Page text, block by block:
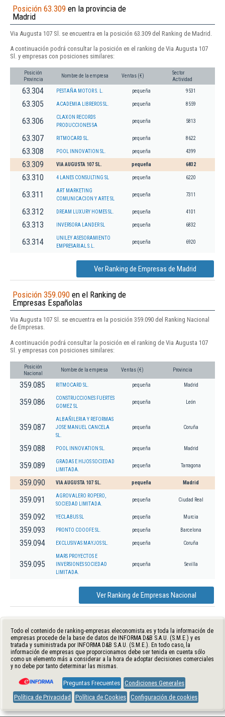
Posición 63.309 en la provincia de
Madrid
Via Augusta 107 Sl. se encuentra en la posición 63.309 del Ranking de Madrid.
A continuación podrá consultar la posición en el ranking de Via Augusta 107
Sl. y empresas con posiciones similares:
Posición
Provincia
Nombre de la empresa Ventas (€)
Sector
Actividad
63.304 PESTAÑA MOTOR S. L. pequeña 9531
63.305 ACADEMIA LIBREROS SL. pequeña 8559
63.306
CLAXON RECORDS
PRODUCCIONES SA
pequeña 5813
63.307 RITMOCARD SL. pequeña 8622
63.308 POOL INNOVATION SL. pequeña 4399
63.309 VIA AUGUSTA 107 SL. pequeña 6832
63.310 4 LANES CONSULTING SL pequeña 6220
63.311
ART MARKETING
COMUNICACION Y ARTE SL
pequeña 7311
63.312 DREAM LUXURY HOMES SL. pequeña 4101
63.313 INVERSORA LANDER SL pequeña 6832
63.314
UNILEY ASESORAMIENTO
EMPRESARIAL S.L.
pequeña 6920
Ver Ranking de Empresas de Madrid
Posición 359.090 en el Ranking de
Empresas Españolas
Via Augusta 107 Sl. se encuentra en la posición 359.090 del Ranking Nacional
de Empresas.
A continuación podrá consultar la posición en el ranking de Via Augusta 107
Sl. y empresas con posiciones similares:
Posición
Nacional
Nombre de la empresa Ventas (€) Provincia
359.085 RITMOCARD SL. pequeña Madrid
359.086
CONSTRUCCIONES FUERTES
GOMEZ SL
pequeña León
359.087
ALBAÑILERIA Y REFORMAS
JOSE MANUEL CANCELA
SL.
pequeña Coruña
359.088 POOL INNOVATION SL. pequeña Madrid
359.089
GRADAS E HIJOS SOCIEDAD
LIMITADA.
pequeña Tarragona
359.090 VIA AUGUSTA 107 SL. pequeña Madrid
359.091
AGROVALERO ROPERO,
SOCIEDAD LIMITADA.
pequeña Ciudad Real
359.092 YECLABUS SL pequeña Murcia
359.093 PRONTO COOOFE SL. pequeña Barcelona
359.094 EXCLUSIVAS MAYJOS SL. pequeña Coruña
359.095
MARS PROYECTOS E
INVERSIONES SOCIEDAD
LIMITADA.
pequeña Sevilla
Ver Ranking de Empresas Nacional
Todo el contenido de ranking-empresas.eleconomista.es y toda la información de
empresas procede de la base de datos de INFORMA D&B S.A.U. (S.M.E.) y es
tratada y suministrada por INFORMA D&B S.A.U. (S.M.E.). En todo caso, la
información de empresas que proporcionamos debe ser tenida en cuenta sólo
como un elemento más a considerar a la hora de adoptar decisiones comerciales
y no debe por tanto determinar las mismas.
Preguntas Frecuentes Condiciones Generales
Política de Privacidad
Política de Cookies Configuración de cookies